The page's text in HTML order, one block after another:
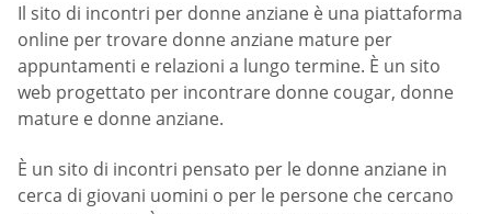
Il sito di incontri per donne anziane è una piattaforma
online per trovare donne anziane mature per
appuntamenti e relazioni a lungo termine. È un sito
web progettato per incontrare donne cougar, donne
mature e donne anziane.
È un sito di incontri pensato per le donne anziane in
cerca di giovani uomini o per le persone che cercano